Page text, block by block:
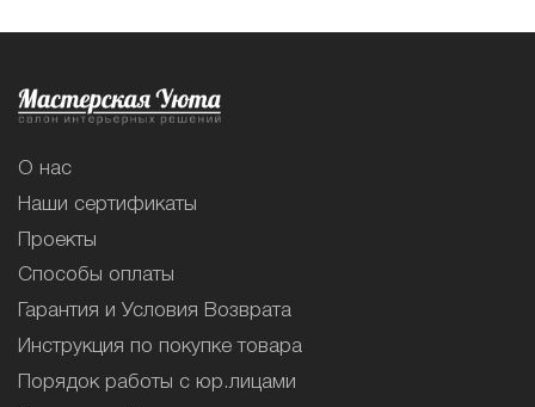
О нас
Наши сертификаты
Проекты
Способы оплаты
Гарантия и Условия Возврата
Инструкция по покупке товара
Порядок работы с юр.лицами